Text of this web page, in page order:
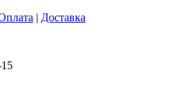
| Доставка